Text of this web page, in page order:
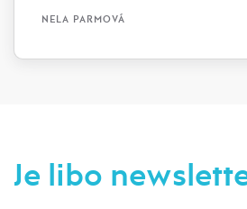
NELA PARMOVÁ
Je libo